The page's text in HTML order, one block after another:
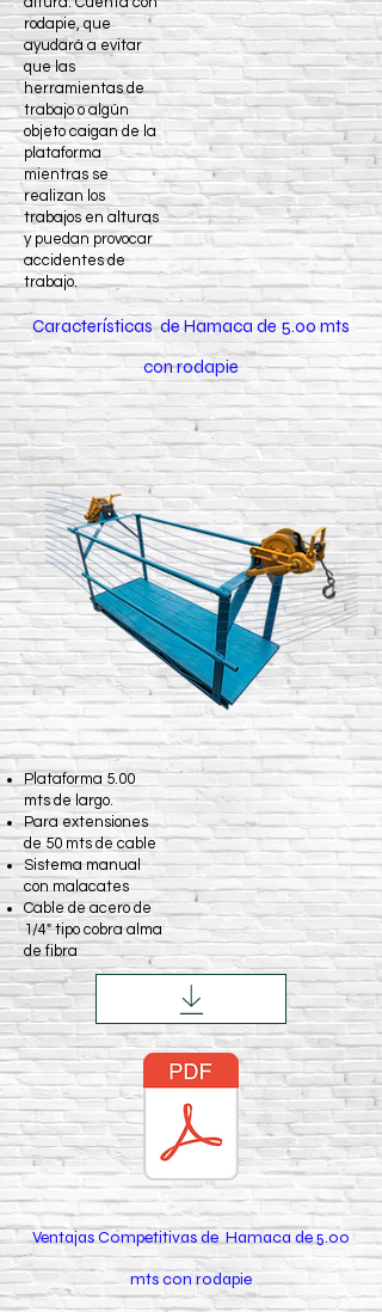
rodapie, que
ayudará a evitar
que las
herramientas de
trabajo o algún
objeto caigan de la
plataforma
mientras se
realizan los
trabajos en alturas
y puedan provocar
accidentes de
trabajo.
Características de Hamaca de 5.00 mts
con rodapie
Plataforma 5.00
mts de largo.
Para extensiones
de 50 mts de cable
Sistema manual
con malacates
Cable de acero de
1/4" tipo cobra alma
de fibra
Ventajas Competitivas de Hamaca de 5.00
mts con rodapie